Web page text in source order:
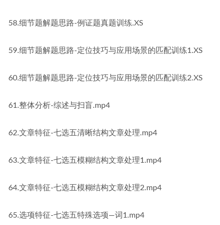
58.细节题解题思路-例证题真题训练.XS
59.细节题解题思路-定位技巧与应用场景的匹配训练1.XS
60.细节题解题思路-定位技巧与应用场景的匹配训练2.XS
61.整体分析-综述与扫盲.mp4
62.文章特征-七选五清晰结构文章处理.mp4
63.文章特征-七选五模糊结构文章处理1.mp4
64.文章特征-七选五模糊结构文章处理2.mp4
65.选项特征-七选五特殊选项—词1.mp4